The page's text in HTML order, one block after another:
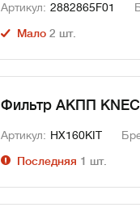
Артикул: 2882865F01
Мало 2 шт.
Фильтр АКПП
Артикул: HX160KIT
Последняя 1 шт.